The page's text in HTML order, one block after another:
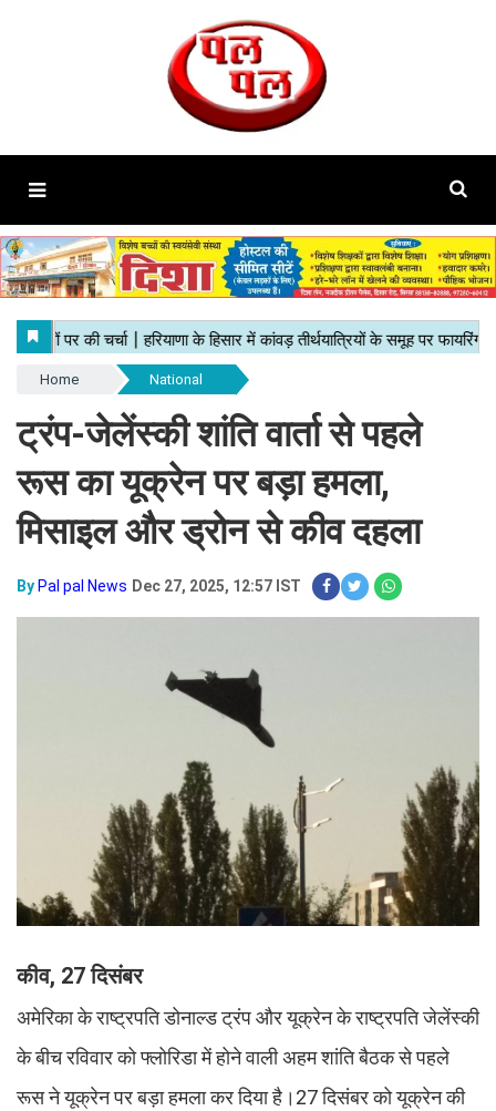
Home National
ट्रंप-जेलेंस्की शांति वार्ता से पहले
रूस का यूक्रेन पर बड़ा हमला,
मिसाइल और ड्रोन से कीव दहला
By Pal pal News Dec 27, 2025, 12:57 IST
कीव, 27 दिसंबर
अमेरिका के राष्ट्रपति डोनाल्ड ट्रंप और यूक्रेन के राष्ट्रपति जेलेंस्की
के बीच रविवार को फ्लोरिडा में होने वाली अहम शांति बैठक से पहले
रूस ने यूक्रेन पर बड़ा हमला कर दिया है।27 दिसंबर को यूक्रेन की